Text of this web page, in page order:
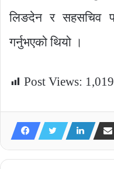
लिङदेन र सहसचिव
गर्नुभएको थियो ।
Post Views: 1,019